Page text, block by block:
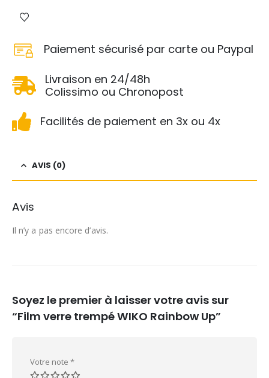
Paiement sécurisé par carte ou Paypal
Livraison en 24/48h
Colissimo ou Chronopost
Facilités de paiement en 3x ou 4x
AVIS (0)
Avis
Il n’y a pas encore d’avis.
Soyez le premier à laisser votre avis sur
“Film verre trempé WIKO Rainbow Up”
Votre note *